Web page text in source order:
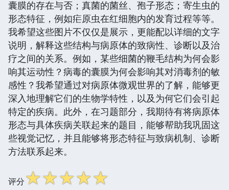
囊膜的存在与否；真菌的菌丝、孢子形态；寄生虫的
形态特征，例如疟原虫在红细胞内的发育过程等等。
我希望这些图片不仅仅是展示，更能配以详细的文字
说明，解释这些结构与病原体的致病性、诊断以及治
疗之间的关系。例如，某些细菌的鞭毛结构为何会影
响其运动性？病毒的囊膜为何会影响其对消毒剂的敏
感性？我希望通过对病原体微观世界的了解，能够更
深入地理解它们的生物学特性，以及为何它们会引起
特定的疾病。此外，在习题部分，我期待有将病原体
形态与具体疾病关联起来的题目，能够帮助我巩固这
些视觉记忆，并且能够将形态特征与致病机制、诊断
方法联系起来。
评分☆☆☆☆☆